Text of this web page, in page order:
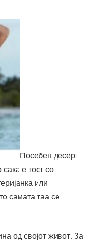
Посебен десерт
сака е тост со
или
самата таа се
од својот живот. За